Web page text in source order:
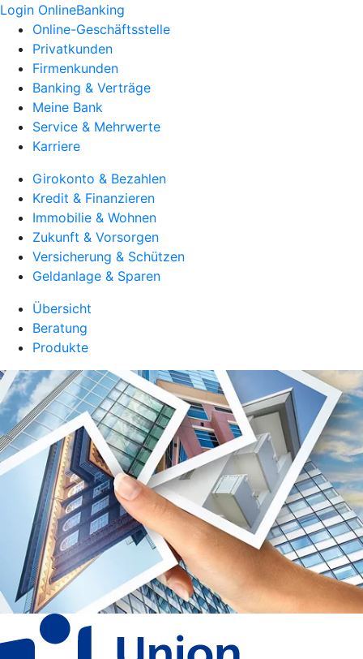
Login OnlineBanking
Online-Geschäftsstelle
Privatkunden
Firmenkunden
Banking & Verträge
Meine Bank
Service & Mehrwerte
Karriere
Girokonto & Bezahlen
Kredit & Finanzieren
Immobilie & Wohnen
Zukunft & Vorsorgen
Versicherung & Schützen
Geldanlage & Sparen
Übersicht
Beratung
Produkte